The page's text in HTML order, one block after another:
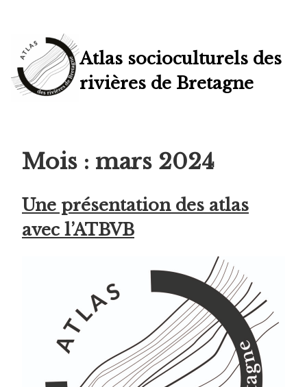
content
Atlas socioculturels des
rivières de Bretagne
Mois : mars 2024
Une présentation des atlas
avec l’ATBVB